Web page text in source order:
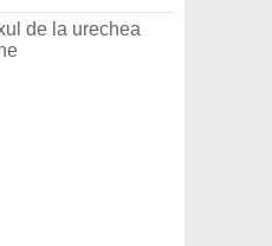
de la urechea